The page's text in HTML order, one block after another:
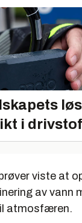
i
viste at
av vann
atmosfæren.